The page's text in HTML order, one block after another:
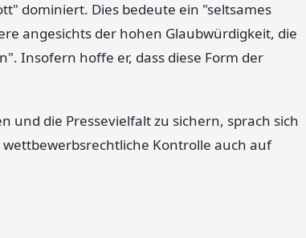
dominiert. Dies bedeute ein "seltsames
angesichts der hohen Glaubwürdigkeit, die
Insofern hoffe er, dass diese Form der
die Pressevielfalt zu sichern, sprach sich
Kontrolle auch auf